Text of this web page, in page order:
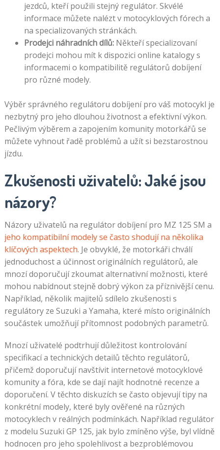
jezdců, kteří použili stejný regulátor. Skvélé
informace můžete nalézt v motocyklových fórech a
na specializovaných stránkách.
Prodejci náhradních dílů:Někteří specializovaní
prodejci mohou mít k dispozici online katalogy s
informacemi o kompatibilitě regulátorů dobíjení
pro různé modely.
Výběr správného regulátoru dobíjení pro váš motocykl je
nezbytný pro jeho dlouhou životnost a efektivní výkon.
Pečlivým výběrem a zapojením komunity motorkářů se
můžete vyhnout řadě problémů a užít si bezstarostnou
jízdu.
Zkušenosti uživatelů: Jaké jsou
názory?
Názory uživatelů na regulátor dobíjení pro MZ 125 SM a
jeho kompatibilní modely se často shodují na několika
klíčových aspektech. Je obvyklé, že motorkáři chválí
jednoduchost a účinnost originálních regulátorů, ale
mnozí doporučují zkoumat alternativní možnosti, které
mohou nabídnout stejně dobrý výkon za příznivější cenu.
Například, několik majitelů sdílelo zkušenosti s
regulátory ze Suzuki a Yamaha, které místo originálních
součástek umožňují přítomnost podobných parametrů.
Mnozí uživatelé podtrhují důležitost kontrolování
specifikací a technických detailů těchto regulátorů,
přičemž doporučují navštívit internetové motocyklové
komunity a fóra, kde se dají najít hodnotné recenze a
doporučení. V těchto diskuzích se často objevují tipy na
konkrétní modely, které byly ověřené na různých
motocyklech v reálných podmínkách. Například regulátor
z modelu Suzuki GP 125, jak bylo zmíněno výše, byl vlídně
hodnocen pro jeho spolehlivost a bezproblémovou